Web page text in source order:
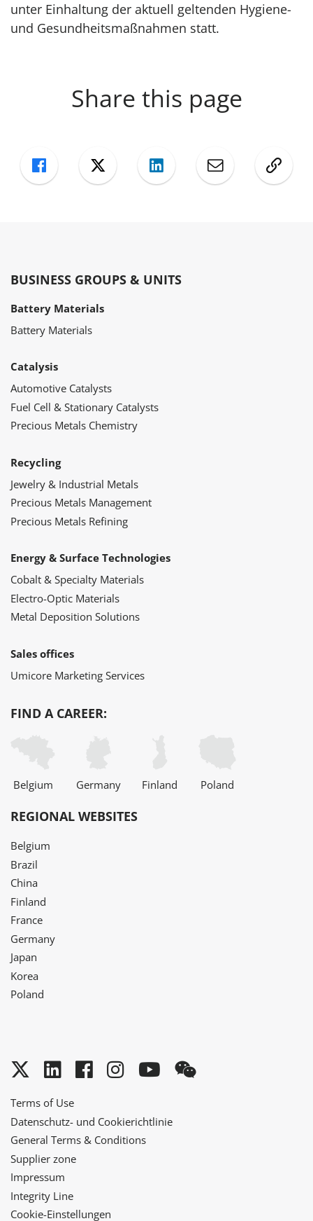
unter Einhaltung der aktuell geltenden Hygiene-
und Gesundheitsmaßnahmen statt.
Share this page
FacebookTwitter LinkedInMail Copy
BUSINESS GROUPS & UNITS
Battery Materials
Battery Materials
Catalysis
Automotive Catalysts
Fuel Cell & Stationary Catalysts
Precious Metals Chemistry
Recycling
Jewelry & Industrial Metals
Precious Metals Management
Precious Metals Refining
Energy & Surface Technologies
Cobalt & Specialty Materials
Electro-Optic Materials
Metal Deposition Solutions
Sales offices
Umicore Marketing Services
FIND A CAREER:
Belgium Germany Finland Poland
REGIONAL WEBSITES
Belgium
Brazil
China
Finland
France
Germany
Japan
Korea
Poland
Twitter
LinkedInFacebook
Instagram
YouTube
Terms of Use
Datenschutz- und Cookierichtlinie
General Terms & Conditions
Supplier zone
Impressum
Integrity Line
Cookie-Einstellungen